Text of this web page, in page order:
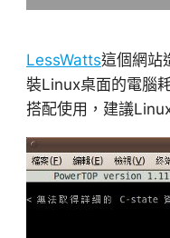
LessWatts這個網站
裝Linux桌面的電腦
搭配使用，建議